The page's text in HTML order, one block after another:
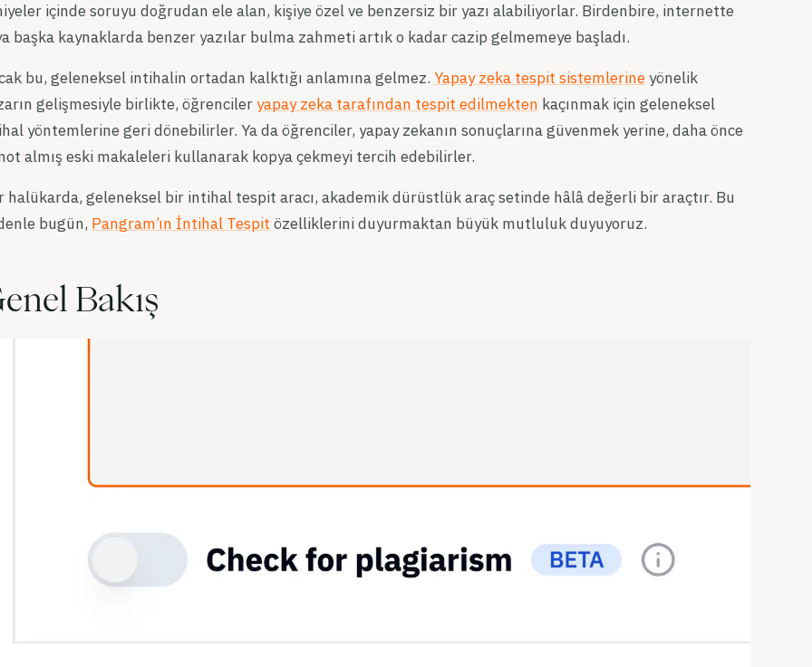
içinde soruyu doğrudan ele alan, kişiye özel ve benzersiz bir yazı alabiliyorlar. Birdenbire, internette
başka kaynaklarda benzer yazılar bulma zahmeti artık o kadar cazip gelmemeye başladı.
bu, geleneksel intihalin ortadan kalktığı anlamına gelmez. Yapay zeka tespit sistemlerineyönelik
gelişmesiyle birlikte, öğrenciler yapay zeka tarafından tespit edilmekten kaçınmak için geleneksel
yöntemlerine geri dönebilirler. Ya da öğrenciler, yapay zekanın sonuçlarına güvenmek yerine, daha önce
almış eski makaleleri kullanarak kopya çekmeyi tercih edebilirler.
halükarda, geleneksel bir intihal tespit aracı, akademik dürüstlük araç setinde hâlâ değerli bir araçtır. Bu
bugün, Pangram’ın İntihal Tespit özelliklerini duyurmaktan büyük mutluluk duyuyoruz.
Bakış